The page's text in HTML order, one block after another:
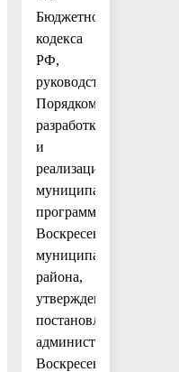
Бюджетного
кодекса
РФ,
руководствуясь
Порядком
разработки
и
реализации
муниципальных
программ
Воскресенского
муниципального
района,
утвержденным
постановлением
администрации
Воскресенского